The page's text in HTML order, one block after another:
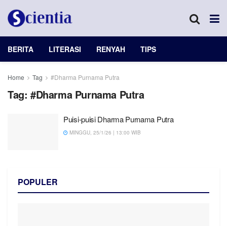
BERITA LITERASI RENYAH TIPS
Home Tag #Dharma Purnama Putra
Tag: #Dharma Purnama Putra
Puisi-puisi Dharma Purnama Putra
MINGGU, 25/1/26 | 13:00 WIB
POPULER